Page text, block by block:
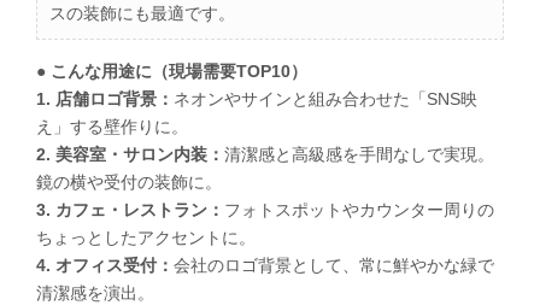
スの装飾にも最適です。
● こんな用途に（現場需要TOP10）
1. 店舗ロゴ背景： ネオンやサインと組み合わせた「SNS映
え」する壁作りに。
2. 美容室・サロン内装： 清潔感と高級感を手間なしで実現。
鏡の横や受付の装飾に。
3. カフェ・レストラン： フォトスポットやカウンター周りの
ちょっとしたアクセントに。
4. オフィス受付： 会社のロゴ背景として、常に鮮やかな緑で
清潔感を演出。